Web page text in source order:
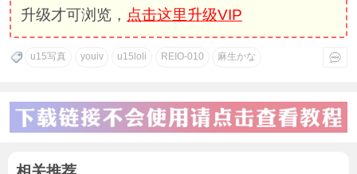
升级才可浏览， 点击这里升级VIP
u15写真 youiv u15loli REIO-010 麻生かな